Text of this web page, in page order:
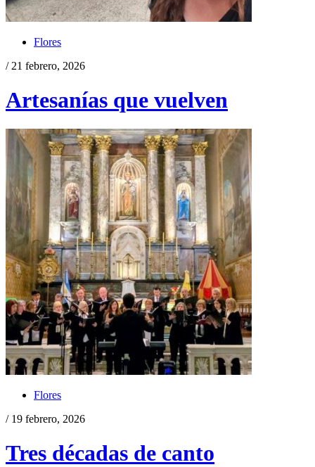
Flores
/ 21 febrero, 2026
Artesanías que vuelven
Flores
/ 19 febrero, 2026
Tres décadas de canto